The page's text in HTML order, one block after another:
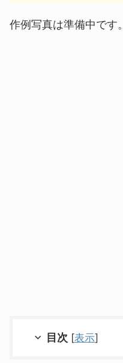
作例写真は準備中です。
目次 [表示]